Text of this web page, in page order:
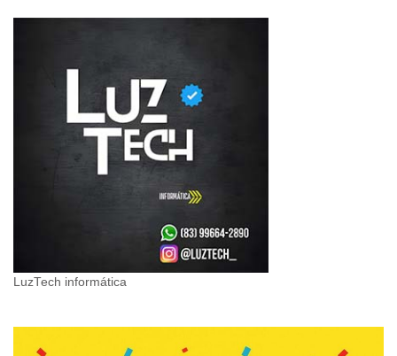
LuzTech informática